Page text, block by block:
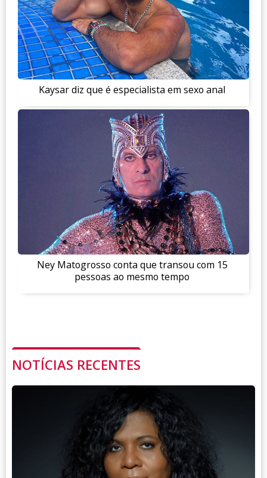
Kaysar diz que é especialista em sexo anal
Ney Matogrosso conta que transou com 15
pessoas ao mesmo tempo
NOTÍCIAS RECENTES